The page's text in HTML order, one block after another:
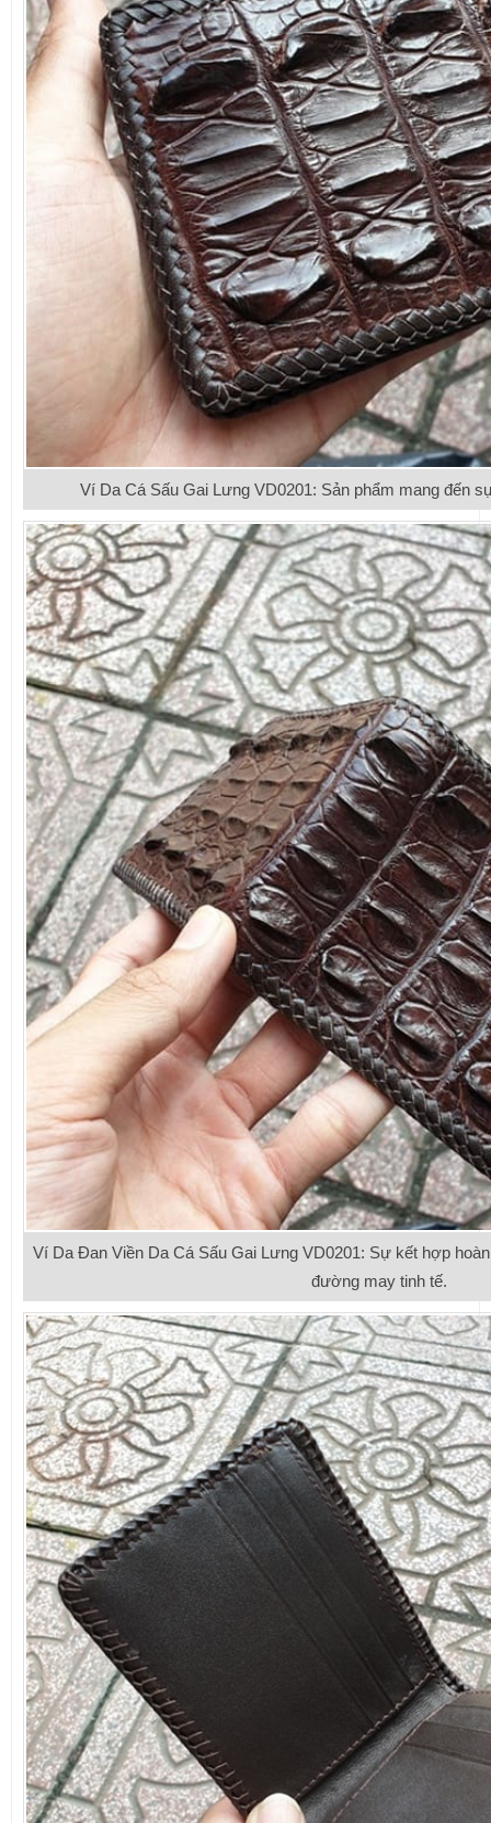
Ví Da Cá Sấu Gai Lưng VD0201: Sản phẩm mang đến
Ví Da Đan Viền Da Cá Sấu Gai Lưng VD0201: Sự kết hợp
đường may tinh tế.